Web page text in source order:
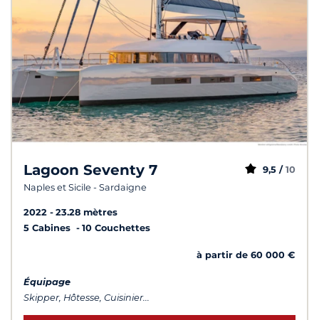
Lagoon Seventy 7
Naples et Sicile - Sardaigne
9,5 / 10
2022
23.28 mètres
5 Cabines
10 Couchettes
à partir de 60 000 €
Équipage
Skipper, Hôtesse, Cuisinier...